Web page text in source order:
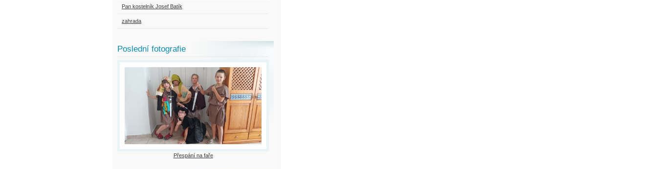
Pan kostelník Josef Batík
zahrada
Poslední fotografie
Přespání na faře